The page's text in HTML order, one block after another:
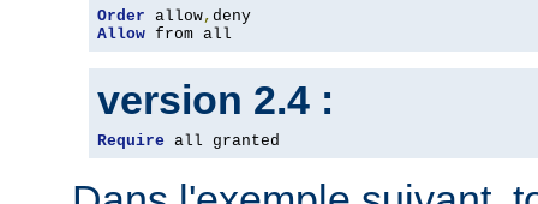
Order allow,
Allow from all
version 2.4 :
Require all granted